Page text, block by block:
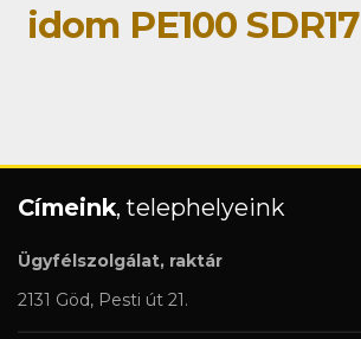
idom PE100 SDR17
Címeink, telephelyeink
Ügyfélszolgálat, raktár
2131 Göd, Pesti út 21.